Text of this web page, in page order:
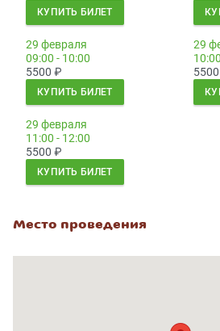
КУПИТЬ БИЛЕТ
29 февраля
09:00 - 10:00
5500 ₽
КУПИТЬ БИЛЕТ
29
5500
29 февраля
11:00 - 12:00
5500 ₽
КУПИТЬ БИЛЕТ
Место проведения